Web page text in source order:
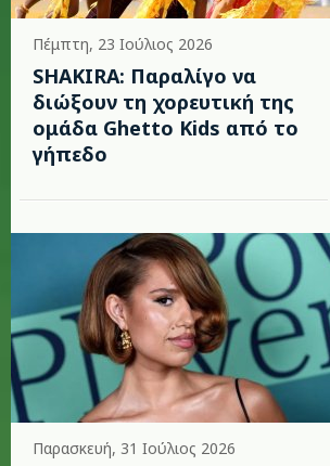
Πέμπτη, 23 Ιούλιος 2026
SHAKIRA: Παραλίγο να
διώξουν τη χορευτική της
ομάδα Ghetto Kids από το
γήπεδο
Παρασκευή, 31 Ιούλιος 2026